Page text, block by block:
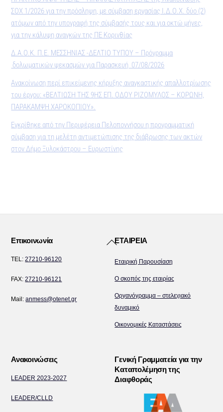
ΣΟΧ 1/2026 για την πρόσληψη, με σύμβαση εργασίας Ι.Δ.Ο.Χ. δύο (2)
ατόμων από την υπογραφή της σύμβασής τους και για οκτώ μήνες,
για την κάλυψη αναγκών της ΠΕ Κορινθίας
Δ.Α.Ο.Κ. Π.Ε. ΜΕΣΣΗΝΙΑΣ -ΔΕΛΤΙΟ ΤΥΠΟΥ – Πρόγραμμα
δολωματικών ψεκασμών για Παρασκευή 07/08/2026
Ανακοίνωση περί επικείμενης κήρυξης αναγκαστικής απαλλοτρίωσης
του έργου: «ΒΕΛΤΙΩΣΗ ΤΗΣ 9ΗΣ ΕΠ. ΟΔΟΥ ΡΙΖΟΜΥΛΟΣ – ΚΟΡΩΝΗ,
ΠΑΡΑΚΑΜΨΗ ΧΑΡΟΚΟΠΙΟΥ».
Εγκρίθηκε από την Περιφέρεια Πελοποννήσου η προγραμματική
σύμβαση για τη μελέτη αντιμετώπισης της διάβρωσης των ακτών
στον Δήμο Ξυλοκάστρου – Ευρωστίνης
Back
Top
Επικοινωνία
TEL:27210-96120
FAX:27210-96121
Mail:anmess@otenet.gr
ΕΤΑΙΡΕΙΑ
Εταιρική Παρουσίαση
Ο σκοπός της εταιρίας
Οργανόγραμμα – στελεχιακό
δυναμικό
Οικονομικές Καταστάσεις
Ανακοινώσεις
LEADER 2023-2027
LEADER/CLLD
Γενική Γραμματεία για την
Καταπολέμηση της
Διαφθοράς